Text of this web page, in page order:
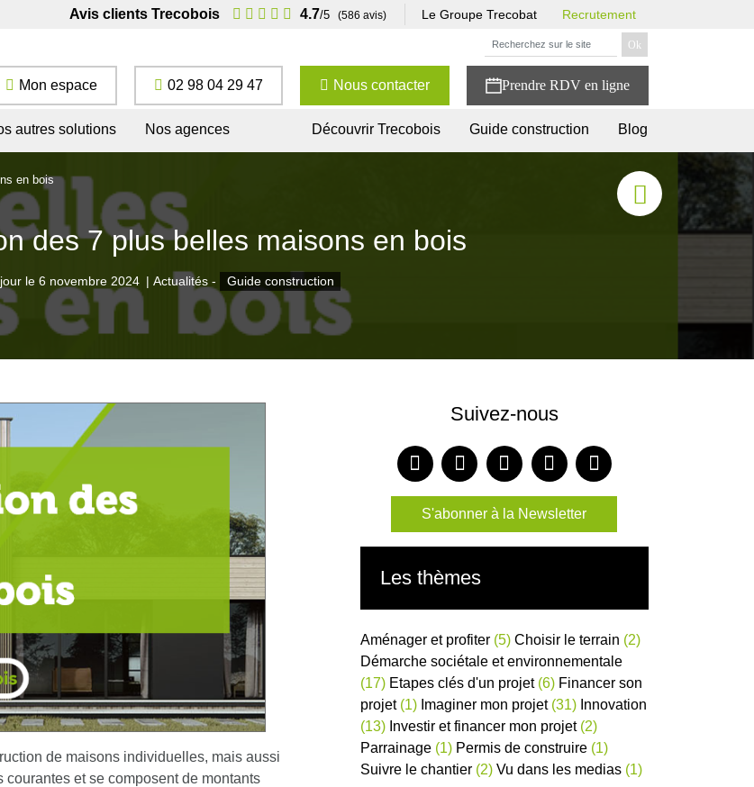
Avis clients Trecobois 4.7/5 (586 avis) Le Groupe Trecobat Recrutement
Mon espace 02 98 04 29 47 Nous contacter
autres solutions Nos agences Découvrir Trecobois Guide construction Blog
en bois
des 7 plus belles maisons en bois
le6 novembre 2024 |Actualités - Guide construction
de maisons individuelles, mais aussi
et se composent de montants
Suivez-nous
S'abonner à la Newsletter
Les thèmes
Aménager et profiter (5) Choisir le terrain (2)
Démarche sociétale et environnementale
(17) Etapes clés d'un projet(6) Financer son
projet(1) Imaginer mon projet(31) Innovation
(13) Investir et financer mon projet(2)
Parrainage (1) Permis de construire (1)
Suivre le chantier (2) Vu dans les medias (1)